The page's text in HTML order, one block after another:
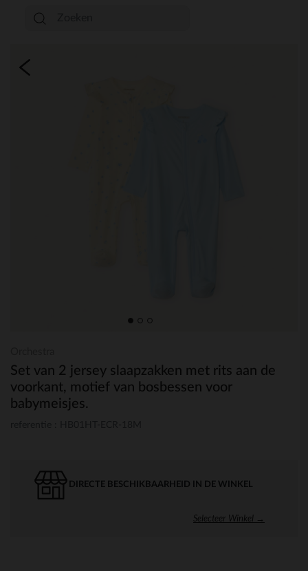
Set van 2 jersey slaapzakken met rits aan de
voorkant, motief van bosbessen voor
babymeisjes.
DIRECTE BESCHIKBAARHEID IN DE WINKEL
Selecteer Winkel →